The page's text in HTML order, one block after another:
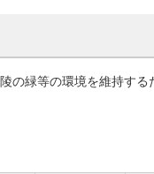
の緑等の環境を維持す